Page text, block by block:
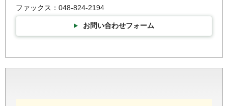
ファックス：048-824-2194
お問い合わせフォーム